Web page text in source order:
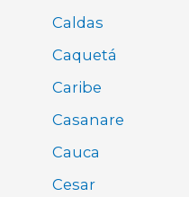
Caldas
Caquetá
Caribe
Casanare
Cauca
Cesar